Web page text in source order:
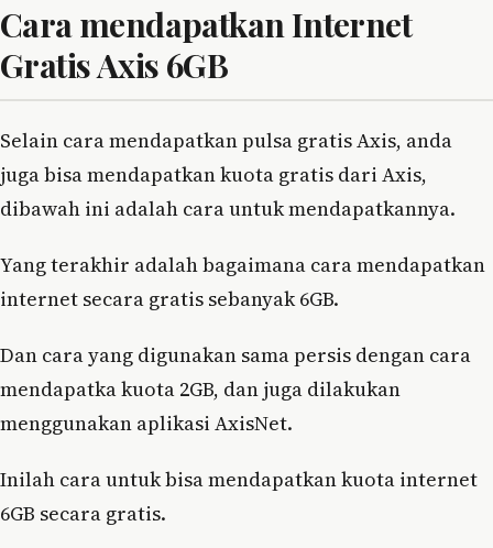
Cara mendapatkan Internet
Gratis Axis 6GB
Selain cara mendapatkan pulsa gratis Axis, anda
juga bisa mendapatkan kuota gratis dari Axis,
dibawah ini adalah cara untuk mendapatkannya.
Yang terakhir adalah bagaimana cara mendapatkan
internet secara gratis sebanyak 6GB.
Dan cara yang digunakan sama persis dengan cara
mendapatka kuota 2GB, dan juga dilakukan
menggunakan aplikasi AxisNet.
Inilah cara untuk bisa mendapatkan kuota internet
6GB secara gratis.